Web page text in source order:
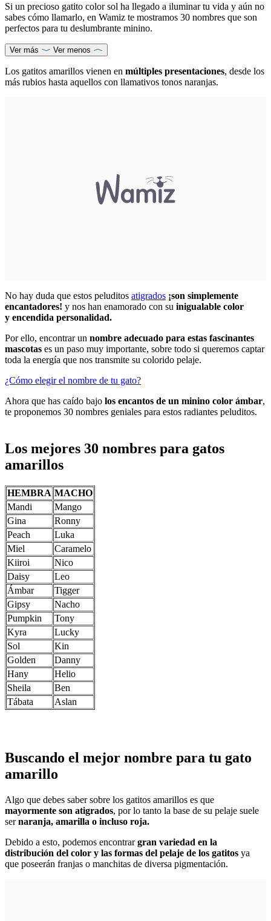
Si un precioso gatito color sol ha llegado a iluminar tu vida y aún no
sabes cómo llamarlo, en Wamiz te mostramos 30 nombres que son
perfectos para tu deslumbrante minino.
Ver más Ver menos
Los gatitos amarillos vienen en múltiples presentaciones, desde los
más rubios hasta aquellos con llamativos tonos naranjas.
No hay duda que estos peluditos atigrados ¡son simplemente
encantadores! y nos han enamorado con su inigualable color
y encendida personalidad.
Por ello, encontrar un nombre adecuado para estas fascinantes
mascotas es un paso muy importante, sobre todo si queremos captar
toda la energía que nos transmite su colorido pelaje.
¿Cómo elegir el nombre de tu gato?
Ahora que has caído bajo los encantos de un minino color ámbar,
te proponemos 30 nombres geniales para estos radiantes peluditos.
Los mejores 30 nombres para gatos
amarillos
HEMBRA MACHO
Mandi
Mango
Gina
Ronny
Peach
Luka
Miel
Caramelo
Kiiroi
Nico
Daisy
Leo
Ámbar
Tigger
Gipsy
Nacho
Pumpkin
Tony
Kyra
Lucky
Sol
Kin
Golden
Danny
Hany
Helio
Sheila
Ben
Tábata
Aslan
Buscando el mejor nombre para tu gato
amarillo
Algo que debes saber sobre los gatitos amarillos es que
mayormente son atigrados, por lo tanto la base de su pelaje suele
sernaranja, amarilla o incluso roja.
Debido a esto, podemos encontrargran variedad en la
distribución del color y las formas del pelaje de los gatitos ya
que poseerán franjas o manchitas de diversa pigmentación.